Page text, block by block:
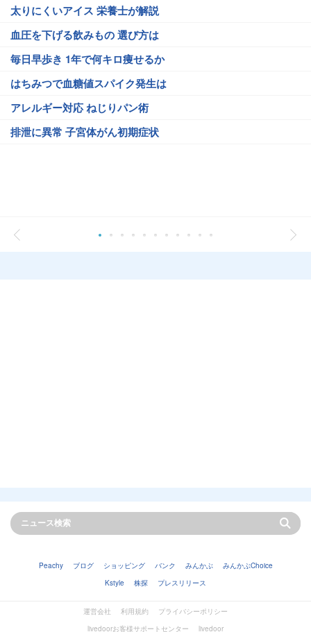
太りにくいアイス 栄養士が解説
血圧を下げる飲みもの 選び方は
毎日早歩き 1年で何キロ痩せるか
はちみつで血糖値スパイク発生は
アレルギー対応 ねじりパン術
排泄に異常 子宮体がん初期症状
Peachy ブログ ショッピング バンク みんかぶ
みんかぶChoice
Kstyle
株探 プレスリリース
運営会社 利用規約
プライバシーポリシー
livedoorお客様サポートセンター
livedoor